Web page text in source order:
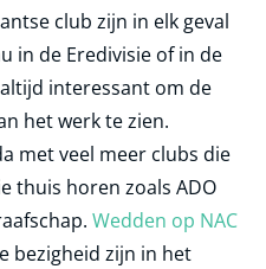
club zijn in elk geval
in de Eredivisie of in de
interessant om de
het werk te zien.
met veel meer clubs die
thuis horen zoals ADO
Wedden op NAC
bezigheid zijn in het